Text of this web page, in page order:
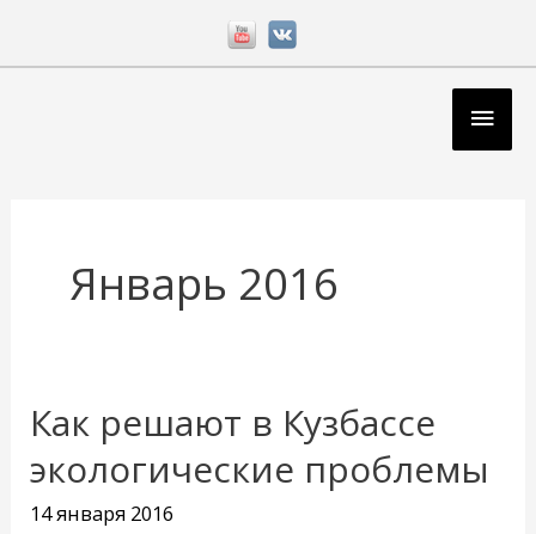
Январь 2016
Как решают в Кузбассе
экологические проблемы
14 января 2016
Как
решают
в
Кузбассе